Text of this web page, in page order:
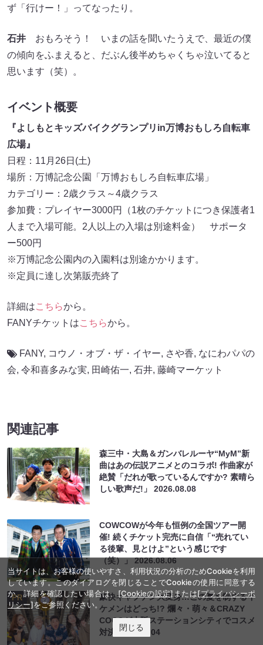
ず「行けー！」ってなったり。
石井 おもろそう！ いまの話を聞いたうえで、最近の僕
の傾向をふまえると、だぶん後半めちゃくちゃ泣いてると
思います（笑）。
イベント概要
『よしもとキッズバイクグランプリin万博おもしろ自転車
広場』
日程：11月26日(土)
場所：万博記念公園「万博おもしろ自転車広場」
カテゴリー：2歳クラス～4歳クラス
参加費：プレイヤー3000円（1枚のチケットにつき保護者1
人まで入場可能。2人以上の入場は別途料金） サポータ
ー500円
※万博記念公園内の入園料は別途かかります。
※定員に達し次第販売終了
詳細はこちらから。
FANYチケットはこちらから。
FANY, コウノ・オブ・ザ・イヤー, さや香, なにわパパの
会, 令和喜多みな実, 田崎佑一, 石井, 藤崎マーケット
関連記事
森三中・大島＆ガンバレルーヤ“MyM”新
曲はあの伝説アニメとのコラボ! 作曲家が
絶賛「だれが歌っているんですか? 素晴ら
しい歌声だ!」2026.08.08
COWCOWが今年も恒例の全国ツアー開
催! 続くチケット完売に自信「“売れてい
る後輩、見とけよ”という感じです
（笑）」2026.08.06
PR
豪快キャプテン大変身…この夏を制するイ
ケメンはどっち!? 爛々・萌々＆CRAZY
COCOが大阪ステーションシティでコスメ
対決
2026.08.04
当サイトは、お客様の使いやすさ、利用状況の分析のためCookieを利用
しています。このダイアログを閉じることでCookieの使用に同意する
か、詳細を確認したい場合は、[Cookieの設定]または[プライバシーポ
リシー]をご参照ください。
閉じる